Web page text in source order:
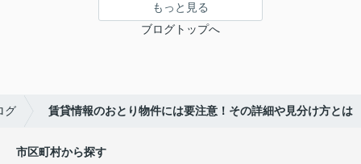
もっと見る
ブログトップへ
グ 賃貸情報のおとり物件には要注意！その詳細や見分け方とは
市区町村から探す